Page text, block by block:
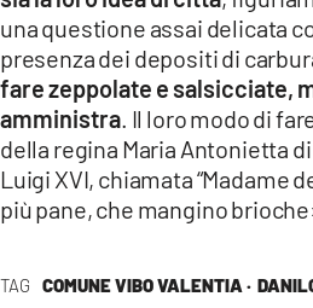
TAG COMUNE VIBO VALENTIA ·
una questione assai delicata
presenza dei depositi di
fare zeppolate e salsicciate,
amministra. Il loro modo di
della regina Maria Antonietta
Luigi XVI, chiamata “Madame
più pane, che mangino